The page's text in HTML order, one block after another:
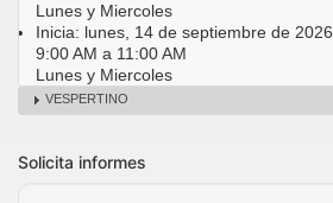
Lunes y Miercoles
Inicia: lunes, 14 de septiembre de 2026
9:00 AM a 11:00 AM
Lunes y Miercoles
VESPERTINO
Solicita informes